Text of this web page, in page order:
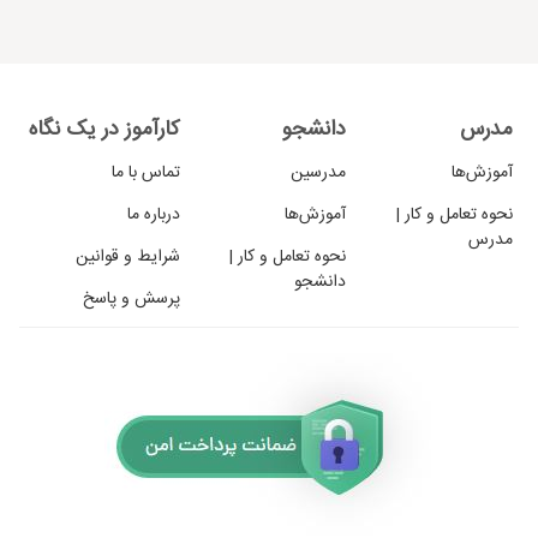
مدرس
آموزش‌ها
نحوه تعامل و کار |
مدرس
دانشجو
مدرسین
آموزش‌ها
نحوه تعامل و کار |
دانشجو
کارآموز در یک نگاه
تماس با ما
درباره ما
شرایط و قوانین
پرسش و پاسخ